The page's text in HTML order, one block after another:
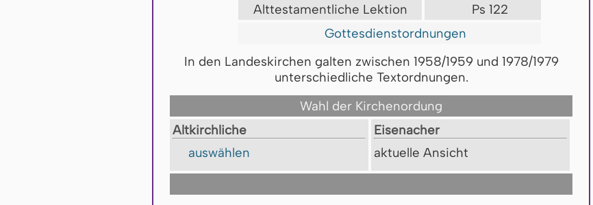
Alttestamentliche Lektion
Ps 122
Gottesdienstordnungen
In den Landeskirchen galten zwischen 1958/1959 und 1978/1979
unterschiedliche Textordnungen.
Wahl der Kirchenordung
Altkirchliche
auswählen
Ei­se­na­cher
ak­tu­el­le An­sicht